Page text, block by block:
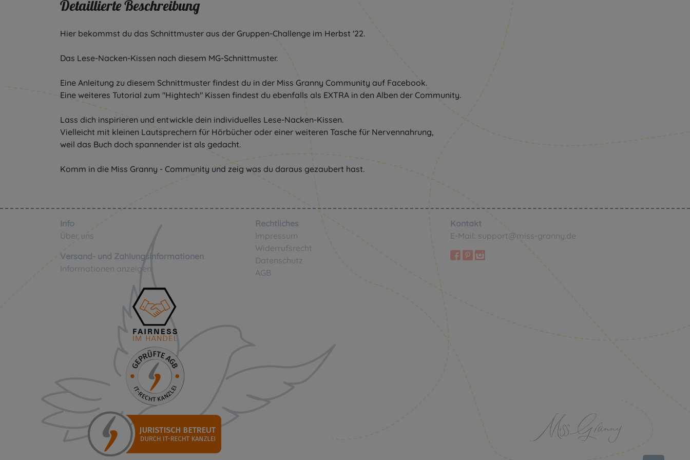
Detaillierte Beschreibung
Hier bekommst du das Schnittmuster aus der Gruppen-Challenge im Herbst '22.
Das Lese-Nacken-Kissen nach diesem MG-Schnittmuster.
Eine Anleitung zu diesem Schnittmuster findest du in der Miss Granny Community auf Facebook.
Eine weiteres Tutorial zum "Hightech" Kissen findest du ebenfalls als EXTRA in den Alben der Community.
Lass dich inspirieren und entwickle dein individuelles Lese-Nacken-Kissen.
Vielleicht mit kleinen Lautsprechern für Hörbücher oder einer weiteren Tasche für Nervennahrung,
weil das Buch doch spannender ist als gedacht.
Info
Über uns
Versand- und Zahlungsinformationen
Informationen anzeigen
Rechtliches
Impressum
Widerrufsrecht
Datenschutz
AGB
Kontakt
E-Mail: support@miss-granny.de